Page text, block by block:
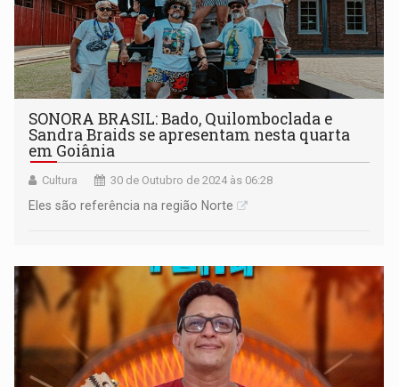
SONORA BRASIL: Bado, Quilomboclada e
Sandra Braids se apresentam nesta quarta
em Goiânia
Cultura 30 de Outubro de 2024 às 06:28
Eles são referência na região Norte